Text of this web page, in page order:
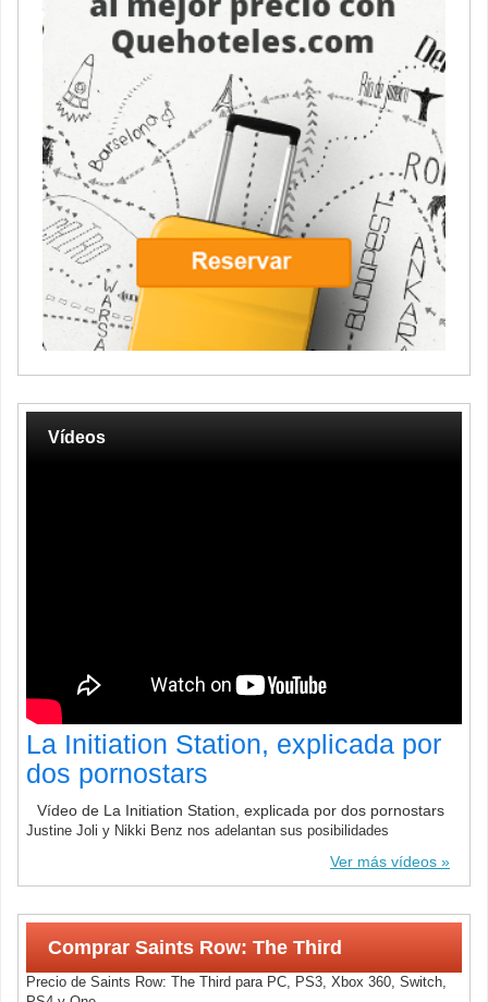
Vídeos
La Initiation Station, explicada por
dos pornostars
Vídeo de La Initiation Station, explicada por dos pornostars
Justine Joli y Nikki Benz nos adelantan sus posibilidades
Ver más vídeos
Comprar Saints Row: The Third
Precio de Saints Row: The Third para PC, PS3, Xbox 360, Switch,